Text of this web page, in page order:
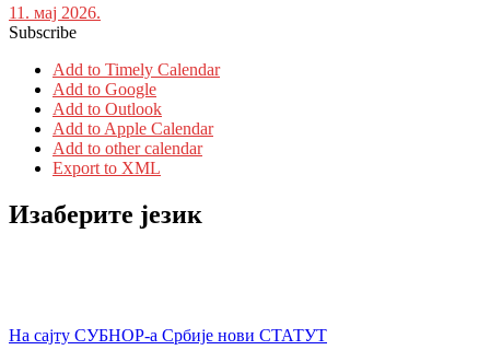
11. мај 2026.
Subscribe
Add to Timely Calendar
Add to Google
Add to Outlook
Add to Apple Calendar
Add to other calendar
Export to XML
Изаберите језик
На сајту СУБНОР-а Србије нови СТАТУТ